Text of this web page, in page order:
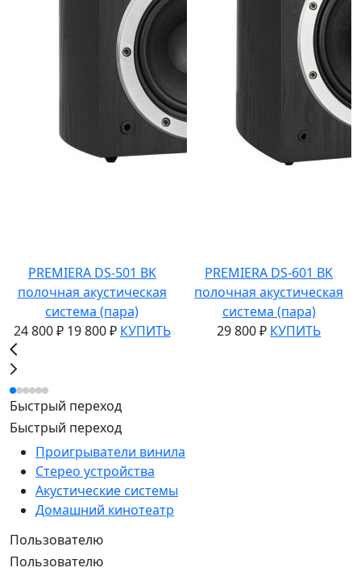
PREMIERA DS-501 BK
полочная акустическая
система (пара)
24 800 ₽19 800 ₽ КУПИТЬ
PREMIERA DS-601 BK
полочная акустическая
система (пара)
29 800 ₽ КУПИТЬ
Быстрый переход
Быстрый переход
Проигрыватели винила
Стерео устройства
Акустические системы
Домашний кинотеатр
Пользователю
Пользователю